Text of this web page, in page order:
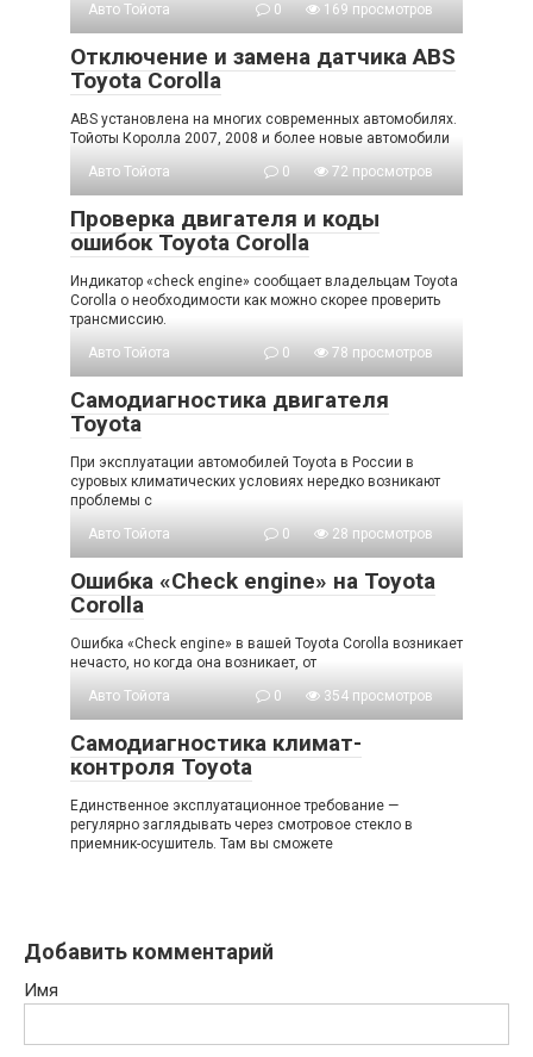
Авто Тойота
0 169 просмотров
Отключение и замена датчика ABS
Toyota Corolla
ABS установлена на многих современных автомобилях.
Тойоты Королла 2007, 2008 и более новые автомобили
Авто Тойота
0 72 просмотров
Проверка двигателя и коды
ошибок Toyota Corolla
Индикатор «check engine» сообщает владельцам Toyota
Corolla о необходимости как можно скорее проверить
трансмиссию.
Авто Тойота
0 78 просмотров
Самодиагностика двигателя
Toyota
При эксплуатации автомобилей Toyota в России в
суровых климатических условиях нередко возникают
проблемы с
Авто Тойота
0 28 просмотров
Ошибка «Check engine» на Toyota
Corolla
Ошибка «Check engine» в вашей Toyota Corolla возникает
нечасто, но когда она возникает, от
Авто Тойота
0 354 просмотров
Самодиагностика климат-
контроля Toyota
Единственное эксплуатационное требование —
регулярно заглядывать через смотровое стекло в
приемник-осушитель. Там вы сможете
Добавить комментарий
Имя